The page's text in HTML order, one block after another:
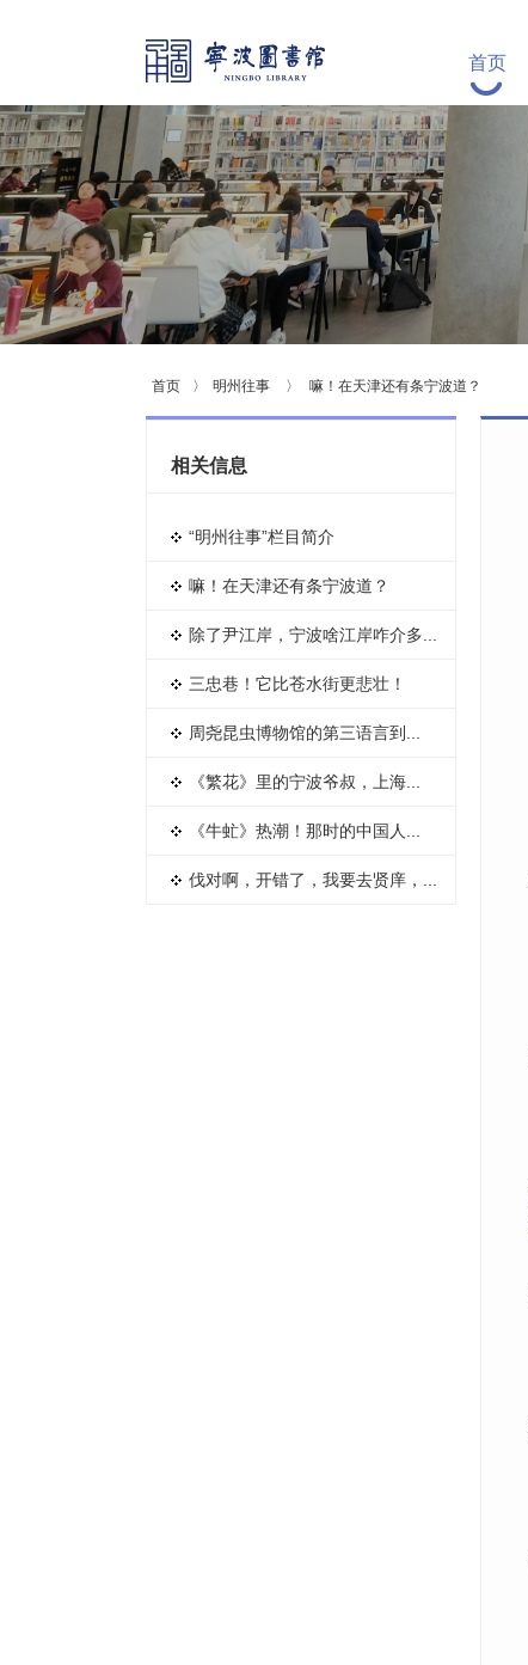
首页
首页 〉 明州往事 〉 ​嘛！在天津还有条宁波道？
相关信息
“明州往事”栏目简介
​嘛！在天津还有条宁波道？
除了尹江岸，宁波啥江岸咋介多...
三忠巷！它比苍水街更悲壮！
​周尧昆虫博物馆的第三语言到...
​《繁花》里的宁波爷叔，上海...
​《牛虻》热潮！那时的中国人...
伐对啊，开错了，我要去贤庠，...